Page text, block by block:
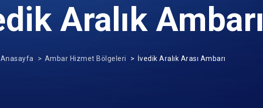
Aralık Ambarı
Anasayfa Ambar Hizmet Bölgeleri İvedik Aralık Arası Ambarı